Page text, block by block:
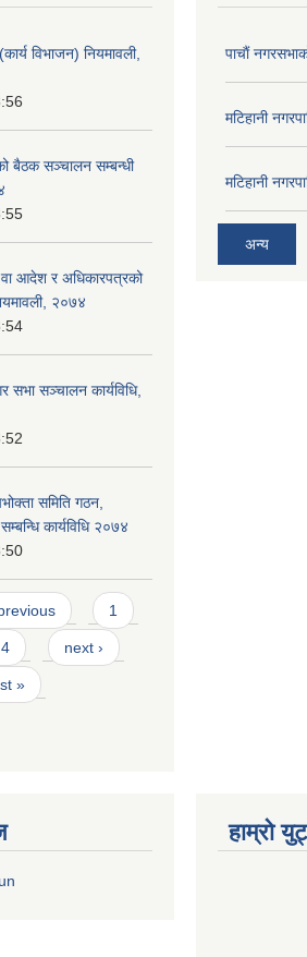
विभाजन) नियमावली,
बैठक सञ्चालन सम्बन्धी
वा आदेश र अधिकारपत्रको
२०७४
सभा सञ्चालन कार्यविधि,
समिति गठन,
कार्यविधि २०७४
1
4 next ›
»
पाचाैं
मटिहानी
मटिहानी
अन्य
हाम्रो